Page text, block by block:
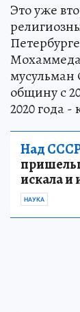
Это уже
мусульман
общину с
2020 года -
Над СССР
искала и
НАУКА